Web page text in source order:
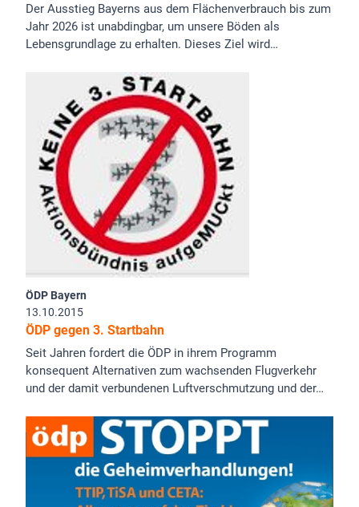
Der Ausstieg Bayerns aus dem Flächenverbrauch bis zum
Jahr 2026 ist unabdingbar, um unsere Böden als
Lebensgrundlage zu erhalten. Dieses Ziel wird…
ÖDP Bayern
13.10.2015
ÖDP gegen 3. Startbahn
Seit Jahren fordert die ÖDP in ihrem Programm
konsequent Alternativen zum wachsenden Flugverkehr
und der damit verbundenen Luftverschmutzung und der…